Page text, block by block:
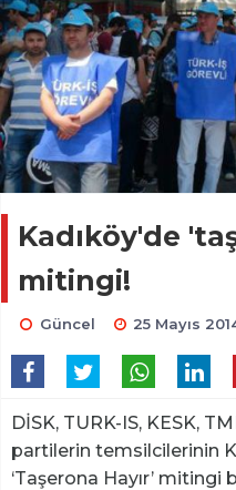
Kadıköy'de
mitingi!
Güncel 25 Mayıs
DİSK, TURK-IS, KESK,
partilerin temsilcilerinin
‘Taşerona Hayır’ mitingi